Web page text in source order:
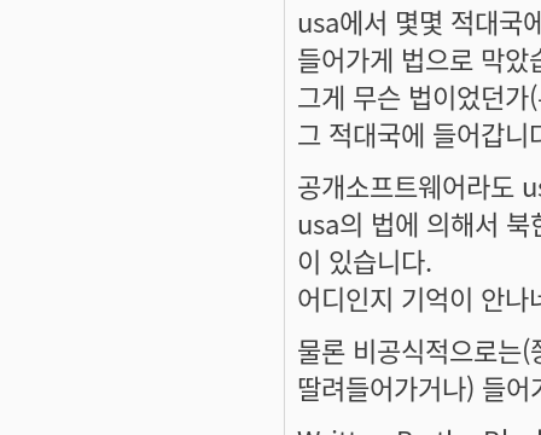
usa에서 몇몇 적대국
들어가게 법으로 막았
그게 무슨 법이었던
그 적대국에 들어갑니
공개소프트웨어라도
usa의 법에 의해서 북
이 있습니다.
어디인지 기억이 안나
물론 비공식적으로는
딸려들어가거나) 들어